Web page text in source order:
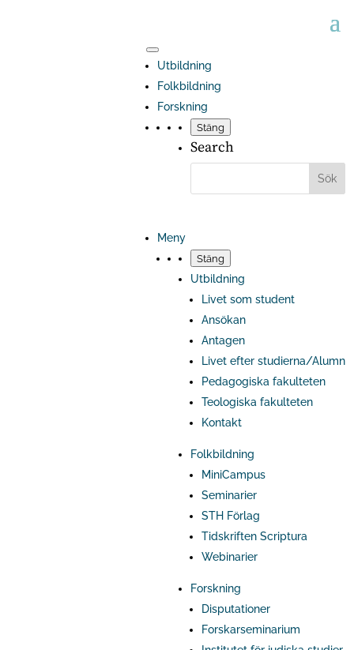
Utbildning
Folkbildning
Forskning
Stäng
Search
Meny
Stäng
Utbildning
Livet som student
Ansökan
Antagen
Livet efter studierna/Alumn
Pedagogiska fakulteten
Teologiska fakulteten
Kontakt
Folkbildning
MiniCampus
Seminarier
STH Förlag
Tidskriften Scriptura
Webinarier
Forskning
Disputationer
Forskarseminarium